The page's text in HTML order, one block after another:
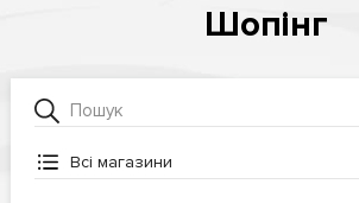
Шопінг
Всі магазини